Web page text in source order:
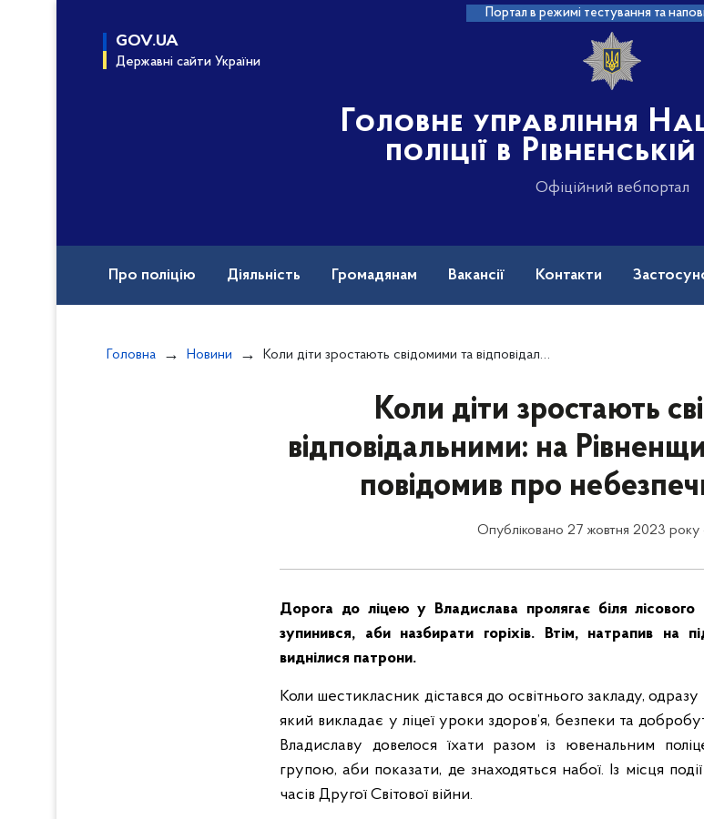
Портал в режимі тестування та
GOV.UA
Державні сайти України
Головне управління
поліції в
Офіційний вебпортал
Про поліцію Діяльність Громадянам Вакансії Контакти
Головна Новини Коли діти зростають свідомими та відповідальними: на Рівненщині шестикласник повідомив про небезпечну знахідку
Коли діти зростають
відповідальними: на
повідомив про
Опубліковано 27 жовтня 2023 року
Дорога до ліцею у Владислава пролягає біля
зупинився, аби назбирати горіхів. Втім, натрапив на
виднілися патрони.
Коли шестикласник дістався до освітнього закладу, одразу
який викладає у ліцеї уроки здоров’я, безпеки та
Владиславу довелося їхати разом із ювенальним
групою, аби показати, де знаходяться набої. Із місця
часів Другої Світової війни.